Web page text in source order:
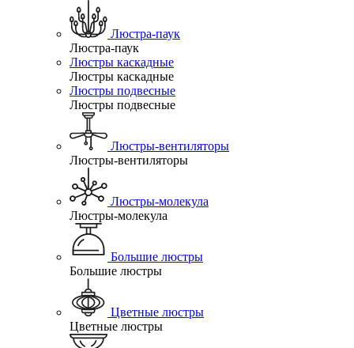
Люстра-паук
Люстра-паук
Люстры каскадные
Люстры каскадные
Люстры подвесные
Люстры подвесные
Люстры-вентиляторы
Люстры-вентиляторы
Люстры-молекула
Люстры-молекула
Большие люстры
Большие люстры
Цветные люстры
Цветные люстры